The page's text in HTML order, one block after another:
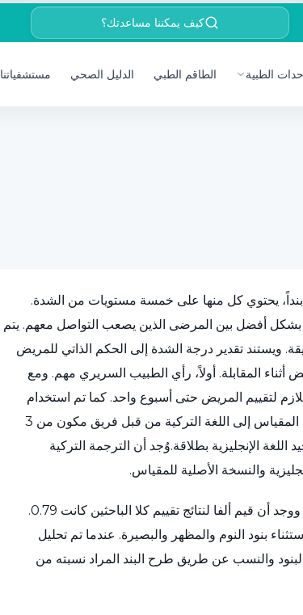
كيف يمكننا مساعدتك؟
الطبية الطاقم الطبي الدليل الصحي مستشفياتنا
مقياس تصنيف الهوس لدى الشباب (YMRS) هو مقياس يتكون من 11 بنداً، يحتوي كل منها على خمسة مستويات من الشدة.
بشكل أفضل بين المرضى الذين يصعب التواصل معهم. يتم
المقياس من قبل طبيب متمرس في مقابلة مدتها 15-30 دقيقة. ويستند تقدير درجة الشدة إلى الحكم الذاتي للمريض
أثناء المقابلة. أولاً، رأي الطبيب السريري مهم. ومع
لتقييم المريض حتى أسبوع واحد. كما تم استخدام
ملاحظات أقارب المريض أو موظفي الجناح في الدراسات. تمت ترجمة المقياس إلى اللغة التركية من قبل فريق مكون من 3
الإنجليزية بطلاقة.وُجد أن الترجمة التركية
والنسخة الأصلية للمقياس.
طُبقت طريقة كرونباخ ألفا لتحليل الموثوقية الداخلية بين بنود المقياس ووجد أن قيم ألفا لنتائج تقييم كلا الباحثين كانت 0.79.
ارتباطات بنود المقياس بالدرجة الكلية بين 0.342 - 0.817 باستثناء بنود النوم والمظهر والبصيرة. عندما تم تحليل
والنسب عن طريق طرح البند المراد نسبته من